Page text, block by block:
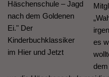
es